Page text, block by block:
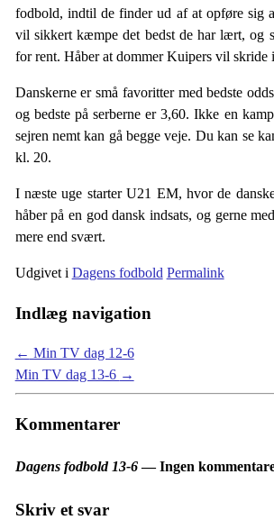
fodbold, indtil de finder ud af at opføre sig
vil sikkert kæmpe det bedst de har lært, og
for rent. Håber at dommer Kuipers vil skride
Danskerne er små favoritter med bedste
og bedste på serberne er 3,60. Ikke en
sejren nemt kan gå begge veje. Du kan se
kl. 20.
I næste uge starter U21 EM, hvor de
håber på en god dansk indsats, og gerne
mere end svært.
Udgivet i Dagens fodbold Permalink
Indlæg navigation
← Min TV dag 12-6
Min TV dag 13-6 →
Kommentarer
Dagens fodbold 13-6— Ingen
Skriv et svar